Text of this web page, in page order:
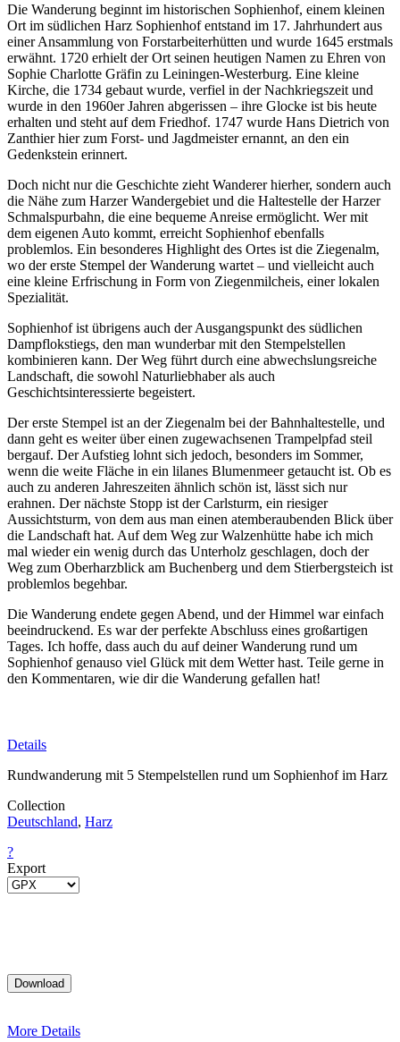
Die Wanderung beginnt im historischen Sophienhof, einem kleinen
Ort im südlichen Harz Sophienhof entstand im 17. Jahrhundert aus
einer Ansammlung von Forstarbeiterhütten und wurde 1645 erstmals
erwähnt. 1720 erhielt der Ort seinen heutigen Namen zu Ehren von
Sophie Charlotte Gräfin zu Leiningen-Westerburg. Eine kleine
Kirche, die 1734 gebaut wurde, verfiel in der Nachkriegszeit und
wurde in den 1960er Jahren abgerissen – ihre Glocke ist bis heute
erhalten und steht auf dem Friedhof. 1747 wurde Hans Dietrich von
Zanthier hier zum Forst- und Jagdmeister ernannt, an den ein
Gedenkstein erinnert.
Doch nicht nur die Geschichte zieht Wanderer hierher, sondern auch
die Nähe zum Harzer Wandergebiet und die Haltestelle der Harzer
Schmalspurbahn, die eine bequeme Anreise ermöglicht. Wer mit
dem eigenen Auto kommt, erreicht Sophienhof ebenfalls
problemlos. Ein besonderes Highlight des Ortes ist die Ziegenalm,
wo der erste Stempel der Wanderung wartet – und vielleicht auch
eine kleine Erfrischung in Form von Ziegenmilcheis, einer lokalen
Spezialität.
Sophienhof ist übrigens auch der Ausgangspunkt des südlichen
Dampflokstiegs, den man wunderbar mit den Stempelstellen
kombinieren kann. Der Weg führt durch eine abwechslungsreiche
Landschaft, die sowohl Naturliebhaber als auch
Geschichtsinteressierte begeistert.
Der erste Stempel ist an der Ziegenalm bei der Bahnhaltestelle, und
dann geht es weiter über einen zugewachsenen Trampelpfad steil
bergauf. Der Aufstieg lohnt sich jedoch, besonders im Sommer,
wenn die weite Fläche in ein lilanes Blumenmeer getaucht ist. Ob es
auch zu anderen Jahreszeiten ähnlich schön ist, lässt sich nur
erahnen. Der nächste Stopp ist der Carlsturm, ein riesiger
Aussichtsturm, von dem aus man einen atemberaubenden Blick über
die Landschaft hat. Auf dem Weg zur Walzenhütte habe ich mich
mal wieder ein wenig durch das Unterholz geschlagen, doch der
Weg zum Oberharzblick am Buchenberg und dem Stierbergsteich ist
problemlos begehbar.
Die Wanderung endete gegen Abend, und der Himmel war einfach
beeindruckend. Es war der perfekte Abschluss eines großartigen
Tages. Ich hoffe, dass auch du auf deiner Wanderung rund um
Sophienhof genauso viel Glück mit dem Wetter hast. Teile gerne in
den Kommentaren, wie dir die Wanderung gefallen hat!
Details
Rundwanderung mit 5 Stempelstellen rund um Sophienhof im Harz
Collection
Deutschland, Harz
?
Export
More Details